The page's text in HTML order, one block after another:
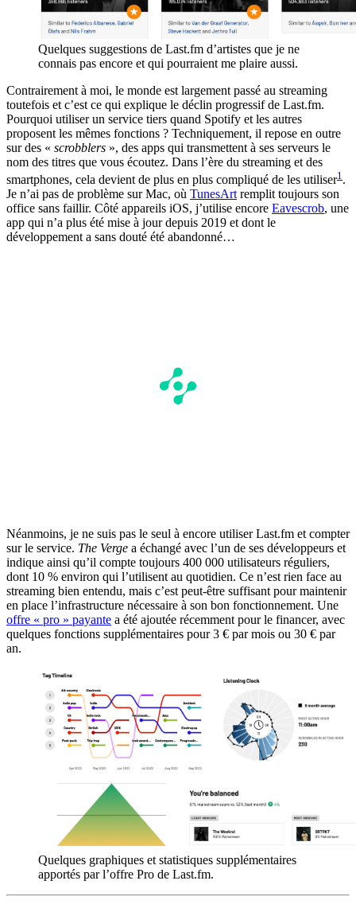
Quelques suggestions de Last.fm d’artistes que je ne
connais pas encore et qui pourraient me plaire aussi.
Contrairement à moi, le monde est largement passé au streaming
toutefois et c’est ce qui explique le déclin progressif de Last.fm.
Pourquoi utiliser un service tiers quand Spotify et les autres
proposent les mêmes fonctions ? Techniquement, il repose en outre
sur des « scrobblers », des apps qui transmettent à ses serveurs le
nom des titres que vous écoutez. Dans l’ère du streaming et des
smartphones, cela devient de plus en plus compliqué de les utiliser1.
Je n’ai pas de problème sur Mac, où TunesArt remplit toujours son
office sans faillir. Côté appareils iOS, j’utilise encore Eavescrob, une
app qui n’a plus été mise à jour depuis 2019 et dont le
développement a sans douté été abandonné…
Néanmoins, je ne suis pas le seul à encore utiliser Last.fm et compter
sur le service. The Verge a échangé avec l’un de ses développeurs et
indique ainsi qu’il compte toujours 400 000 utilisateurs réguliers,
dont 10 % environ qui l’utilisent au quotidien. Ce n’est rien face au
streaming bien entendu, mais c’est peut-être suffisant pour maintenir
en place l’infrastructure nécessaire à son bon fonctionnement. Une
offre « pro » payante a été ajoutée récemment pour le financer, avec
quelques fonctions supplémentaires pour 3 € par mois ou 30 € par
an.
Quelques graphiques et statistiques supplémentaires
apportés par l’offre Pro de Last.fm.